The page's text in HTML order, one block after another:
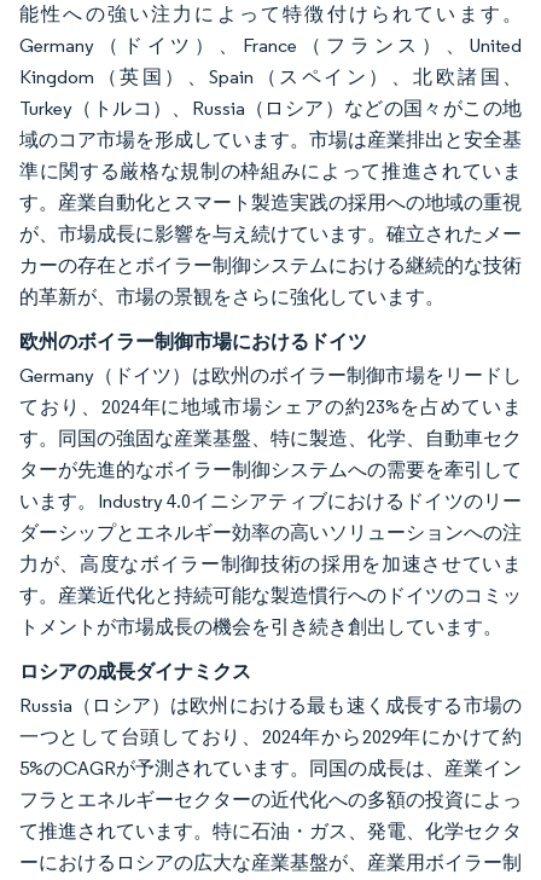
能性への強い注力によって特徴付けられています。
Germany（ドイツ）、France（フランス）、United
Kingdom（英国）、Spain（スペイン）、北欧諸国、
Turkey（トルコ）、Russia（ロシア）などの国々がこの地
域のコア市場を形成しています。市場は産業排出と安全基
準に関する厳格な規制の枠組みによって推進されていま
す。産業自動化とスマート製造実践の採用への地域の重視
が、市場成長に影響を与え続けています。確立されたメー
カーの存在とボイラー制御システムにおける継続的な技術
的革新が、市場の景観をさらに強化しています。
欧州のボイラー制御市場におけるドイツ
Germany（ドイツ）は欧州のボイラー制御市場をリードし
ており、2024年に地域市場シェアの約23%を占めていま
す。同国の強固な産業基盤、特に製造、化学、自動車セク
ターが先進的なボイラー制御システムへの需要を牽引して
います。Industry 4.0イニシアティブにおけるドイツのリー
ダーシップとエネルギー効率の高いソリューションへの注
力が、高度なボイラー制御技術の採用を加速させていま
す。産業近代化と持続可能な製造慣行へのドイツのコミッ
トメントが市場成長の機会を引き続き創出しています。
ロシアの成長ダイナミクス
Russia（ロシア）は欧州における最も速く成長する市場の
一つとして台頭しており、2024年から2029年にかけて約
5%のCAGRが予測されています。同国の成長は、産業イン
フラとエネルギーセクターの近代化への多額の投資によっ
て推進されています。特に石油・ガス、発電、化学セクタ
ーにおけるロシアの広大な産業基盤が、産業用ボイラー制